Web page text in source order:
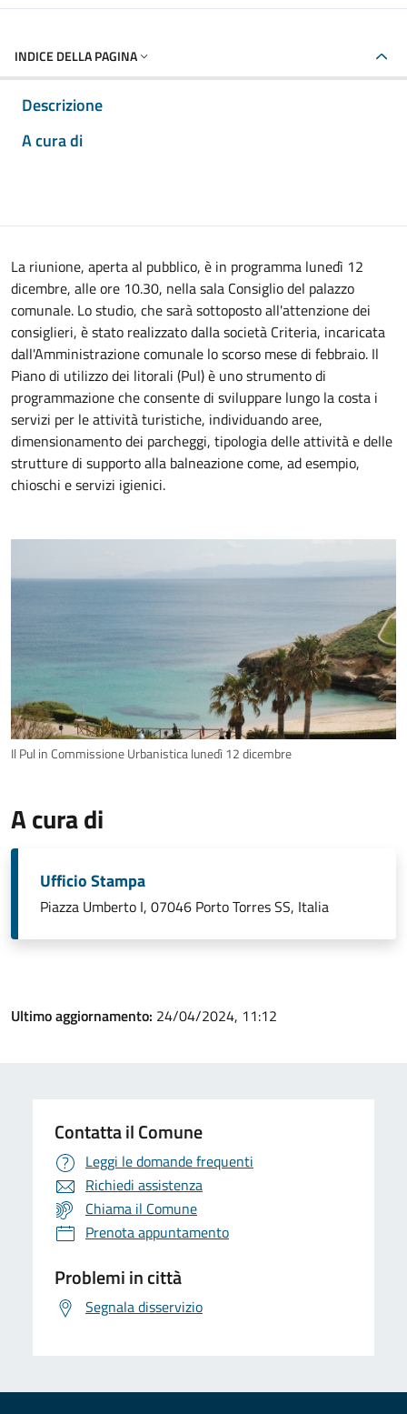
INDICE DELLA PAGINA
Descrizione
A cura di
La riunione, aperta al pubblico, è in programma lunedì 12
dicembre, alle ore 10.30, nella sala Consiglio del palazzo
comunale. Lo studio, che sarà sottoposto all'attenzione dei
consiglieri, è stato realizzato dalla società Criteria, incaricata
dall'Amministrazione comunale lo scorso mese di febbraio. Il
Piano di utilizzo dei litorali (Pul) è uno strumento di
programmazione che consente di sviluppare lungo la costa i
servizi per le attività turistiche, individuando aree,
dimensionamento dei parcheggi, tipologia delle attività e delle
strutture di supporto alla balneazione come, ad esempio,
chioschi e servizi igienici.
Il Pul in Commissione Urbanistica lunedì 12 dicembre
A cura di
Ufficio Stampa
Piazza Umberto I, 07046 Porto Torres SS, Italia
Ultimo aggiornamento: 24/04/2024, 11:12
Contatta il Comune
Leggi le domande frequenti
Richiedi assistenza
Chiama il Comune
Prenota appuntamento
Problemi in città
Segnala disservizio